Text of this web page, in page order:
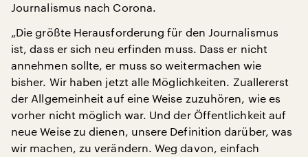
Journalismus nach Corona.
„Die größte Herausforderung für den Journalismus
ist, dass er sich neu erfinden muss. Dass er nicht
annehmen sollte, er muss so weitermachen wie
bisher. Wir haben jetzt alle Möglichkeiten. Zuallererst
der Allgemeinheit auf eine Weise zuzuhören, wie es
vorher nicht möglich war. Und der Öffentlichkeit auf
neue Weise zu dienen, unsere Definition darüber, was
wir machen, zu verändern. Weg davon, einfach